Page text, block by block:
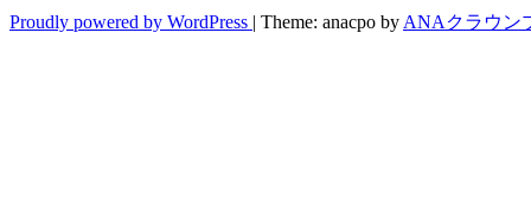
Proudly powered by WordPress | Theme: anacpo by ANAクラウン